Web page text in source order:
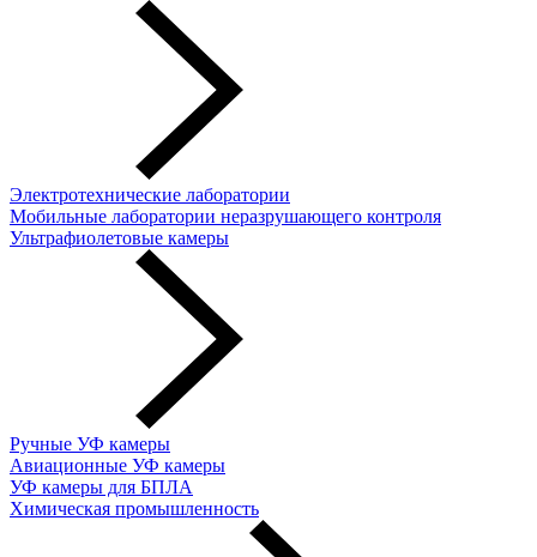
Электротехнические лаборатории
Мобильные лаборатории неразрушающего контроля
Ультрафиолетовые камеры
Ручные УФ камеры
Авиационные УФ камеры
УФ камеры для БПЛА
Химическая промышленность